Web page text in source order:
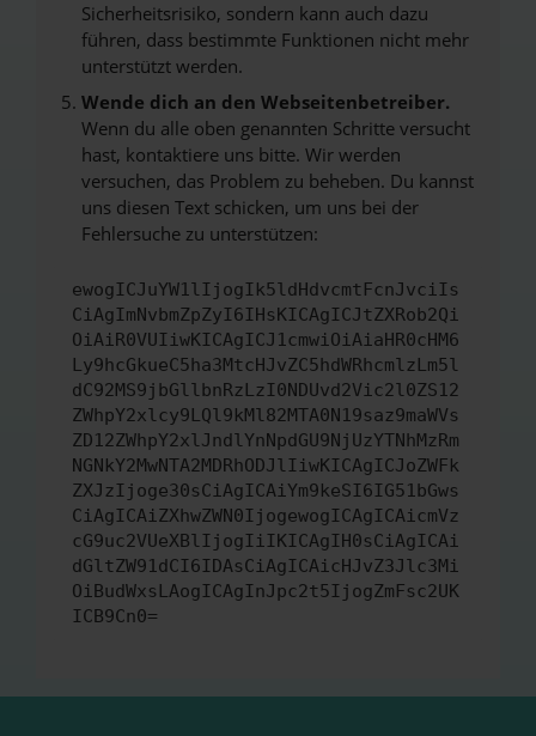
Sicherheitsrisiko, sondern kann auch dazu
führen, dass bestimmte Funktionen nicht mehr
unterstützt werden.
Wende dich an den Webseitenbetreiber.
Wenn du alle oben genannten Schritte versucht
hast, kontaktiere uns bitte. Wir werden
versuchen, das Problem zu beheben. Du kannst
uns diesen Text schicken, um uns bei der
Fehlersuche zu unterstützen:
ewogICJuYW1lIjogIk5ldHdvcmtFcnJvciIs
CiAgImNvbmZpZyI6IHsKICAgICJtZXRob2Qi
OiAiR0VUIiwKICAgICJ1cmwiOiAiaHR0cHM6
Ly9hcGkueC5ha3MtcHJvZC5hdWRhcmlzLm5l
dC92MS9jbGllbnRzLzI0NDUvd2Vic2l0ZS12
ZWhpY2xlcy9LQl9kMl82MTA0N19saz9maWVs
ZD12ZWhpY2xlJndlYnNpdGU9NjUzYTNhMzRm
NGNkY2MwNTA2MDRhODJlIiwKICAgICJoZWFk
ZXJzIjoge30sCiAgICAiYm9keSI6IG51bGws
CiAgICAiZXhwZWN0IjogewogICAgICAicmVz
cG9uc2VUeXBlIjogIiIKICAgIH0sCiAgICAi
dGltZW91dCI6IDAsCiAgICAicHJvZ3Jlc3Mi
OiBudWxsLAogICAgInJpc2t5IjogZmFsc2UK
ICB9Cn0=